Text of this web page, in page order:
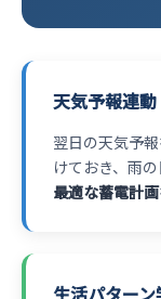
天気予報連動
翌日の天気予
けておき、雨
最適な蓄電計画